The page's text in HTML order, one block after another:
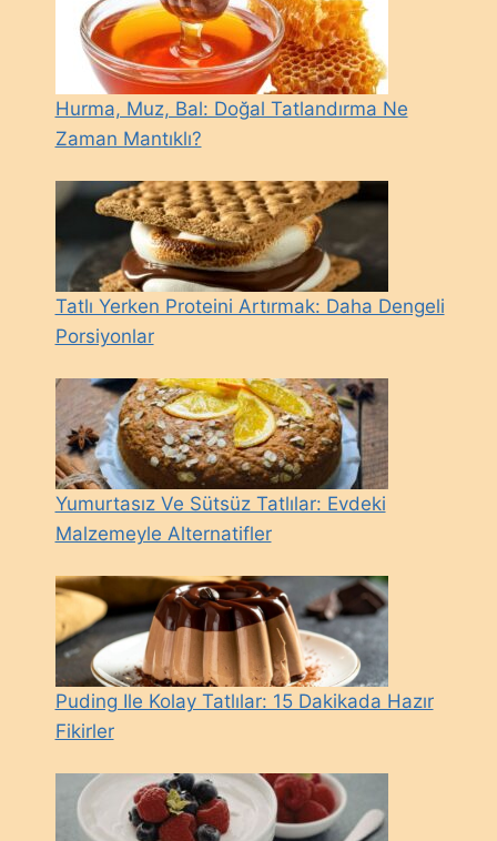
Hurma, Muz, Bal: Doğal Tatlandırma Ne
Zaman Mantıklı?
Tatlı Yerken Proteini Artırmak: Daha Dengeli
Porsiyonlar
Yumurtasız Ve Sütsüz Tatlılar: Evdeki
Malzemeyle Alternatifler
Puding Ile Kolay Tatlılar: 15 Dakikada Hazır
Fikirler